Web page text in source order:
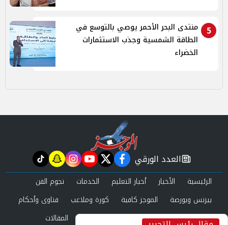
5
منتدى البحر الأحمر يوصي بالتوسع في
الطاقة الشمسية وجذب الاستثمارات
الخضراء
newspaper
العدد الورقي facebook
twitter
youtube
instagram
snapchat
tiktok
الرئيسية الأخبار أخبار التعليم الخدمات
نجوم الفن
بيزنس وبورصة
الموجز كافية كورة وملاعب
فتاوى وأحكام
صحة وجمال
عرب وعالم حوادث ومحاكم المقالات